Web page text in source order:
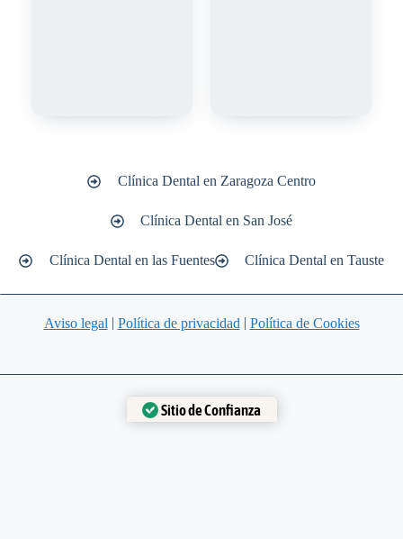
Clínica Dental en Zaragoza Centro
Clínica Dental en San José
Clínica Dental en las Fuentes Clínica Dental en Tauste
Aviso legal | Política de privacidad | Política de Cookies
Sitio de Confianza